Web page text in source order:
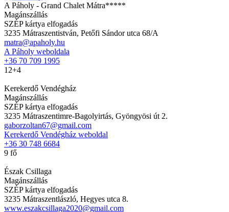
A Páholy - Grand Chalet Mátra*****
Magánszállás
SZÉP kártya elfogadás
3235 Mátraszentistván, Petőfi Sándor utca 68/A
matra@apaholy.hu
A Páholy weboldala
+36 70 709 1995
12+4
Kerekerdő Vendégház
Magánszállás
SZÉP kártya elfogadás
3235 Mátraszentimre-Bagolyirtás, Gyöngyösi út 2.
gaborzoltan67@gmail.com
Kerekerdő Vendégház weboldal
+36 30 748 6684
9 fő
Észak Csillaga
Magánszállás
SZÉP kártya elfogadás
3235 Mátraszentlászló, Hegyes utca 8.
www.eszakcsillaga2020@gmail.com